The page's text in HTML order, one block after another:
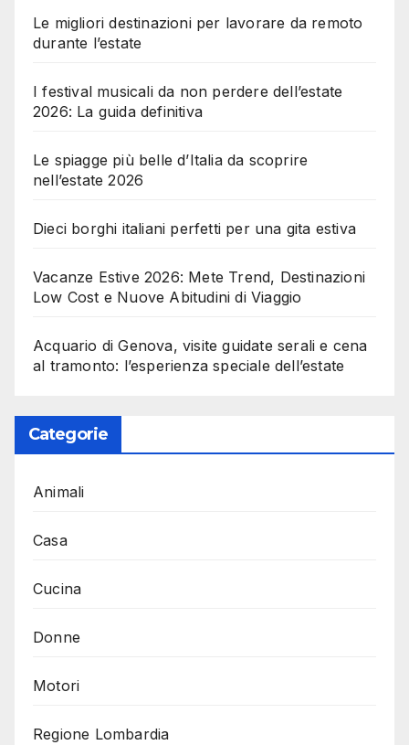
Le migliori destinazioni per lavorare da remoto
durante l’estate
I festival musicali da non perdere dell’estate
2026: La guida definitiva
Le spiagge più belle d’Italia da scoprire
nell’estate 2026
Dieci borghi italiani perfetti per una gita estiva
Vacanze Estive 2026: Mete Trend, Destinazioni
Low Cost e Nuove Abitudini di Viaggio
Acquario di Genova, visite guidate serali e cena
al tramonto: l’esperienza speciale dell’estate
Categorie
Animali
Casa
Cucina
Donne
Motori
Regione Lombardia